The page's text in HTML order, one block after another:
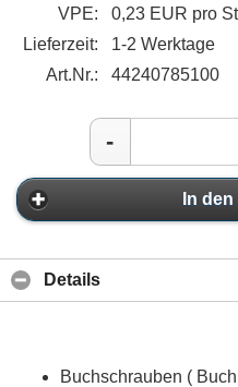
VPE:
0,23 EUR pro
Lieferzeit:
1-2 Werktage
Art.Nr.:
44240785100
-
In
Details
Buchschrauben (